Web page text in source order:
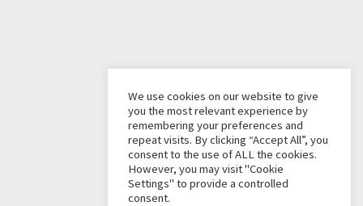
We use cookies on our website to give
you the most relevant experience by
remembering your preferences and
repeat visits. By clicking “Accept All”, you
consent to the use of ALL the cookies.
However, you may visit "Cookie
Settings" to provide a controlled
consent.